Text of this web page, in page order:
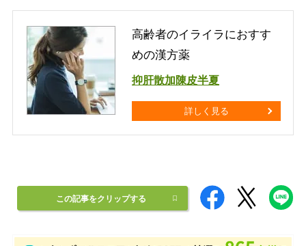
高齢者のイライラにおすす
めの漢方薬
抑肝散加陳皮半夏
詳しく見る
この記事をクリップする